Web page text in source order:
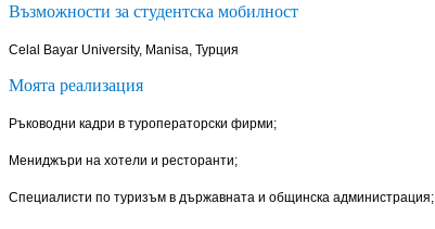
Възможности за студентска мобилност
Celal Bayar University, Manisa, Турция
Моята реализация
Ръководни кадри в туроператорски фирми;
Мениджъри на хотели и ресторанти;
Специалисти по туризъм в държавната и общинска администрация;